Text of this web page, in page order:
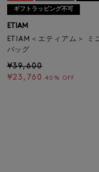
ギフトラッピング不可
ETIAM
ETIAM＜エティアム＞ ミ
バッグ
¥39,600
¥23,760 40% OFF